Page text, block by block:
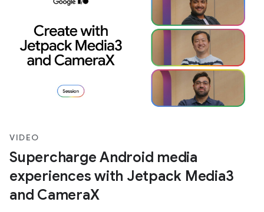
VIDEO
Supercharge Android media
experiences with Jetpack Media3
and CameraX